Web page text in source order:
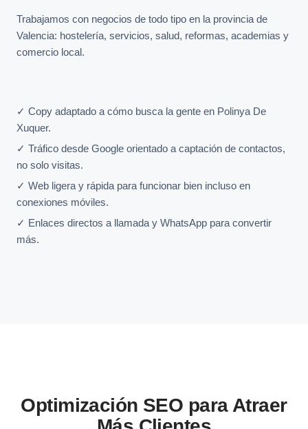
Trabajamos con negocios de todo tipo en la provincia de
Valencia: hostelería, servicios, salud, reformas, academias y
comercio local.
✓ Copy adaptado a cómo busca la gente en Polinya De
Xuquer.
✓ Tráfico desde Google orientado a captación de contactos,
no solo visitas.
✓ Web ligera y rápida para funcionar bien incluso en
conexiones móviles.
✓ Enlaces directos a llamada y WhatsApp para convertir
más.
Optimización SEO para Atraer